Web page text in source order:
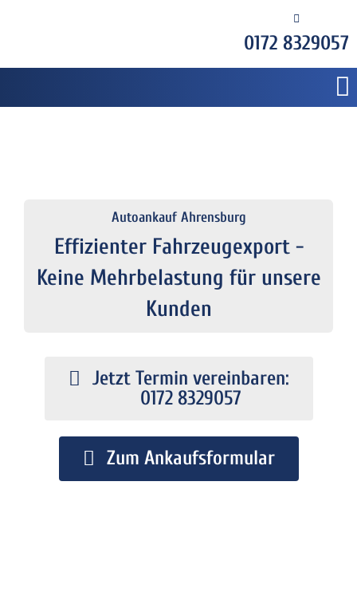
0172 8329057
Autoankauf Ahrensburg
Effizienter Fahrzeugexport -
Keine Mehrbelastung für unsere
Kunden
Jetzt Termin vereinbaren:
0172 8329057
Zum Ankaufsformular